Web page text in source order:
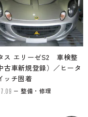
ス エリーゼS2 車検整
古車新規登録）／ヒータ
ッチ固着
整備・修理